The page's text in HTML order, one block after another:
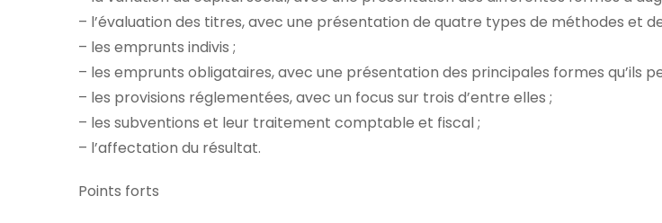
– l’évaluation des titres, avec une présentation de quatre types de méthodes et
– les emprunts indivis ;
– les emprunts obligataires, avec une présentation des principales formes qu’ils
– les provisions réglementées, avec un focus sur trois d’entre elles ;
– les subventions et leur traitement comptable et fiscal ;
– l’affectation du résultat.
Points forts